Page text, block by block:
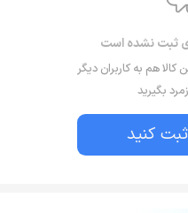
ثبت نشده است
کالا هم به کاربران دیگر
بگیرید
کنید